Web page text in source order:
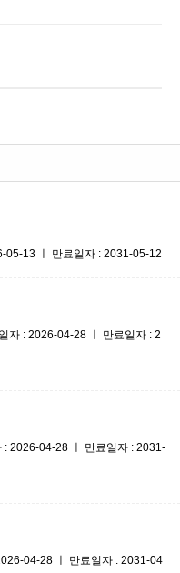
05-13 ㅣ 만료일자 : 2031-05-12
자 : 2026-04-28 ㅣ 만료일자 : 2
: 2026-04-28 ㅣ 만료일자 : 2031-
04-28 ㅣ 만료일자 : 2031-04